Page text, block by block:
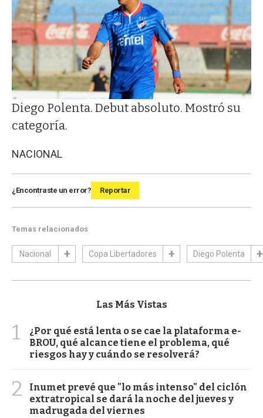
Diego Polenta. Debut absoluto. Mostró su
categoría.
NACIONAL
¿Encontraste un error? Reportar
Temas relacionados
Nacional Copa Libertadores Diego Polenta
Las Más Vistas
1
¿Por qué está lenta o se cae la plataforma e-
BROU, qué alcance tiene el problema, qué
riesgos hay y cuándo se resolverá?
2
Inumet prevé que "lo más intenso" del ciclón
extratropical se dará la noche del jueves y
madrugada del viernes